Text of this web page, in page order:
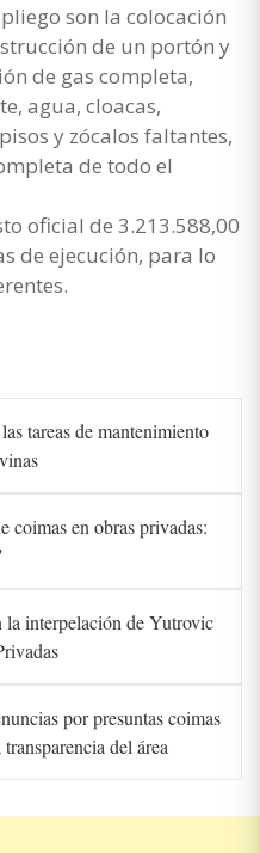
son la colocación
de un portón y
de gas completa,
agua, cloacas,
y zócalos faltantes,
de todo el
oficial de 3.213.588,00
de ejecución, para lo
tareas de mantenimiento
coimas en obras privadas:
interpelación de Yutrovic
por presuntas coimas
del área